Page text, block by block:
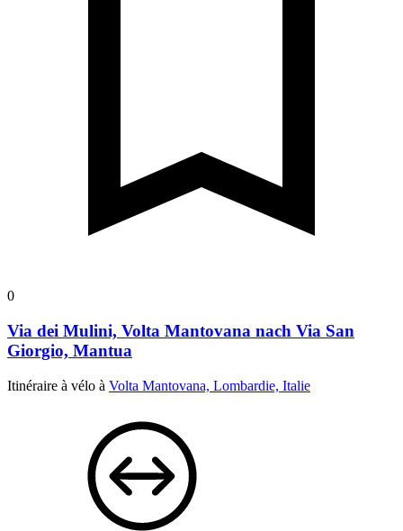
0
Via dei Mulini, Volta Mantovana nach Via San
Giorgio, Mantua
Itinéraire à vélo à Volta Mantovana, Lombardie, Italie